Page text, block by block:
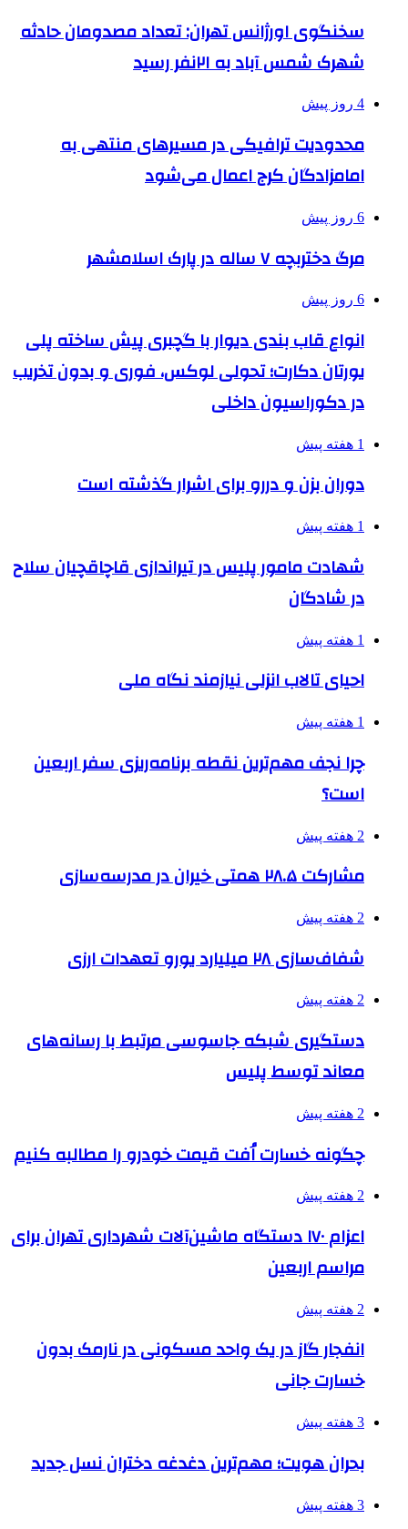
سخنگوی اورژانس تهران: تعداد مصدومان حادثه
شهرک شمس آباد به ۲۱نفر رسید
4 روز پیش
محدودیت ترافیکی در مسیرهای منتهی به
امامزادگان کرج اعمال می‌شود
6 روز پیش
مرگ دختربچه ۷ ساله در پارک اسلامشهر
6 روز پیش
انواع قاب بندی دیوار با گچبری پیش ساخته پلی
یورتان دکارت؛ تحولی لوکس، فوری و بدون تخریب
در دکوراسیون داخلی
1 هفته پیش
دوران بزن و دررو برای اشرار گذشته است
1 هفته پیش
شهادت مامور پلیس در تیراندازی قاچاقچیان سلاح
در شادگان
1 هفته پیش
احیای تالاب انزلی نیازمند نگاه ملی
1 هفته پیش
چرا نجف مهم‌ترین نقطه برنامه‌ریزی سفر اربعین
است؟
2 هفته پیش
مشارکت ۲۸.۵ همتی خیران در مدرسه‌سازی
2 هفته پیش
شفاف‌سازی ۲۸ میلیارد یورو تعهدات ارزی
2 هفته پیش
دستگیری شبکه جاسوسی مرتبط با رسانه‌های
معاند توسط پلیس
2 هفته پیش
چگونه خسارت اُفت قیمت خودرو را مطالبه کنیم
2 هفته پیش
اعزام ۱۷۰ دستگاه ماشین‌آلات شهرداری تهران برای
مراسم اربعین
2 هفته پیش
انفجار گاز در یک واحد مسکونی در نارمک بدون
خسارت جانی
3 هفته پیش
بحران هویت؛ مهم‌ترین دغدغه دختران نسل جدید
3 هفته پیش